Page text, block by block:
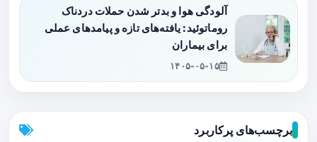
آلودگی هوا و بدتر شدن حملات دردناک
روماتوئید: یافته‌های تازه و پیامدهای عملی
برای بیماران
۱۴۰۵-۰۵-۱۵
برچسب‌های پرکاربرد